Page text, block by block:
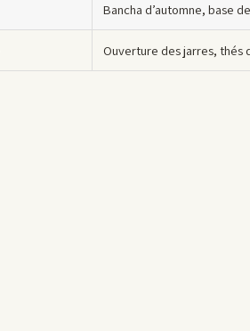
Bancha d’automne, base
Ouverture des jarres, thés